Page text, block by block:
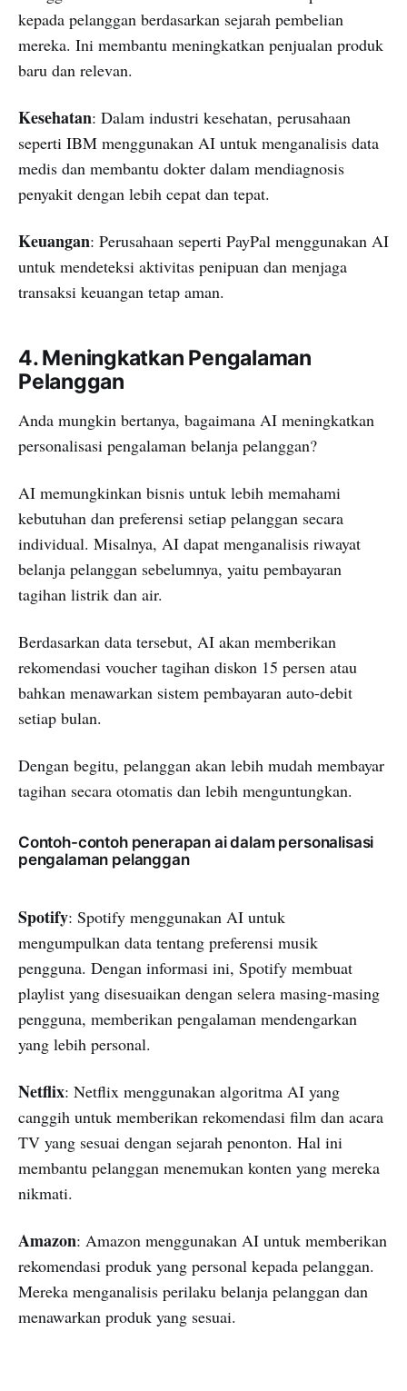
kepada pelanggan berdasarkan sejarah pembelian
mereka. Ini membantu meningkatkan penjualan produk
baru dan relevan.
Kesehatan: Dalam industri kesehatan, perusahaan
seperti IBM menggunakan AI untuk menganalisis data
medis dan membantu dokter dalam mendiagnosis
penyakit dengan lebih cepat dan tepat.
Keuangan: Perusahaan seperti PayPal menggunakan AI
untuk mendeteksi aktivitas penipuan dan menjaga
transaksi keuangan tetap aman.
4. Meningkatkan Pengalaman
Pelanggan
Anda mungkin bertanya, bagaimana AI meningkatkan
personalisasi pengalaman belanja pelanggan?
AI memungkinkan bisnis untuk lebih memahami
kebutuhan dan preferensi setiap pelanggan secara
individual. Misalnya, AI dapat menganalisis riwayat
belanja pelanggan sebelumnya, yaitu pembayaran
tagihan listrik dan air.
Berdasarkan data tersebut, AI akan memberikan
rekomendasi voucher tagihan diskon 15 persen atau
bahkan menawarkan sistem pembayaran auto-debit
setiap bulan.
Dengan begitu, pelanggan akan lebih mudah membayar
tagihan secara otomatis dan lebih menguntungkan.
Contoh-contoh penerapan ai dalam personalisasi
pengalaman pelanggan
Spotify: Spotify menggunakan AI untuk
mengumpulkan data tentang preferensi musik
pengguna. Dengan informasi ini, Spotify membuat
playlist yang disesuaikan dengan selera masing-masing
pengguna, memberikan pengalaman mendengarkan
yang lebih personal.
Netflix: Netflix menggunakan algoritma AI yang
canggih untuk memberikan rekomendasi film dan acara
TV yang sesuai dengan sejarah penonton. Hal ini
membantu pelanggan menemukan konten yang mereka
nikmati.
Amazon: Amazon menggunakan AI untuk memberikan
rekomendasi produk yang personal kepada pelanggan.
Mereka menganalisis perilaku belanja pelanggan dan
menawarkan produk yang sesuai.